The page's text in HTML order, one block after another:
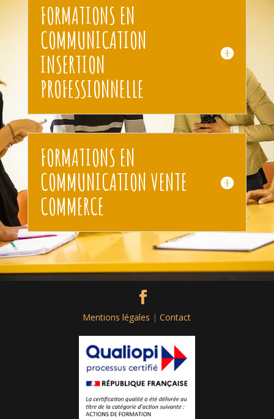
FORMATIONS EN
COMMUNICATION
INSERTION
PROFESSIONNELLE
FORMATIONS EN
COMMUNICATION VENTE
COMMERCE
Mentions légales |Contact